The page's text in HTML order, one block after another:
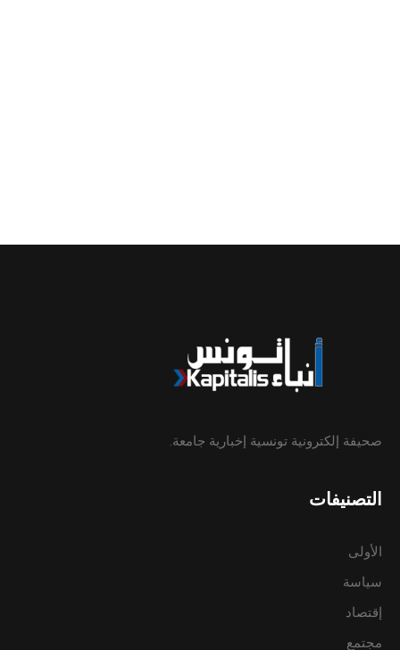
صحيفة إلكترونية تونسية إخبارية جامعة.
التصنيفات
الأولى
سياسة
إقتصاد
مجتمع